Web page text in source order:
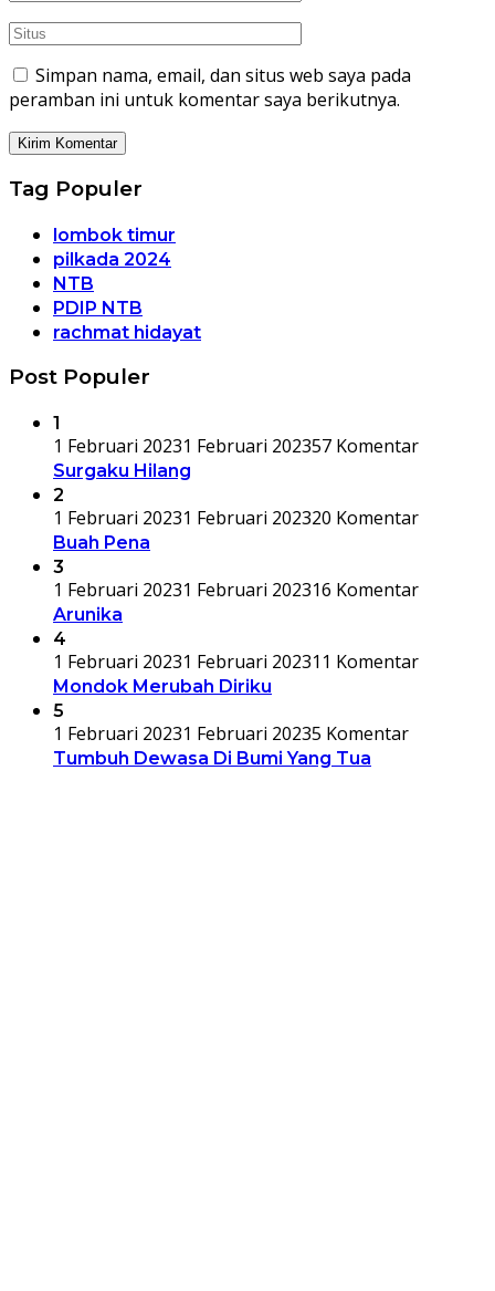
Simpan nama, email, dan situs web saya pada
peramban ini untuk komentar saya berikutnya.
Tag Populer
lombok timur
pilkada 2024
NTB
PDIP NTB
rachmat hidayat
Post Populer
1
1 Februari 20231 Februari 202357 Komentar
Surgaku Hilang
2
1 Februari 20231 Februari 202320 Komentar
Buah Pena
3
1 Februari 20231 Februari 202316 Komentar
Arunika
4
1 Februari 20231 Februari 202311 Komentar
Mondok Merubah Diriku
5
1 Februari 20231 Februari 20235 Komentar
Tumbuh Dewasa Di Bumi Yang Tua